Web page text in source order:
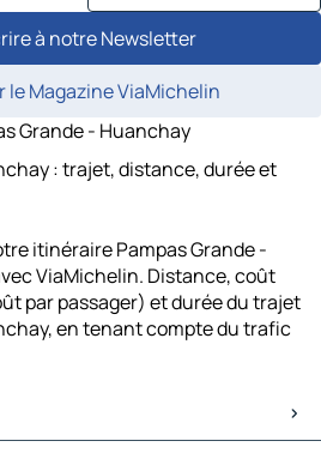
à notre Newsletter
le Magazine ViaMichelin
Grande - Huanchay
: trajet, distance, durée et
itinéraire Pampas Grande -
ViaMichelin. Distance, coût
par passager) et durée du trajet
en tenant compte du trafic